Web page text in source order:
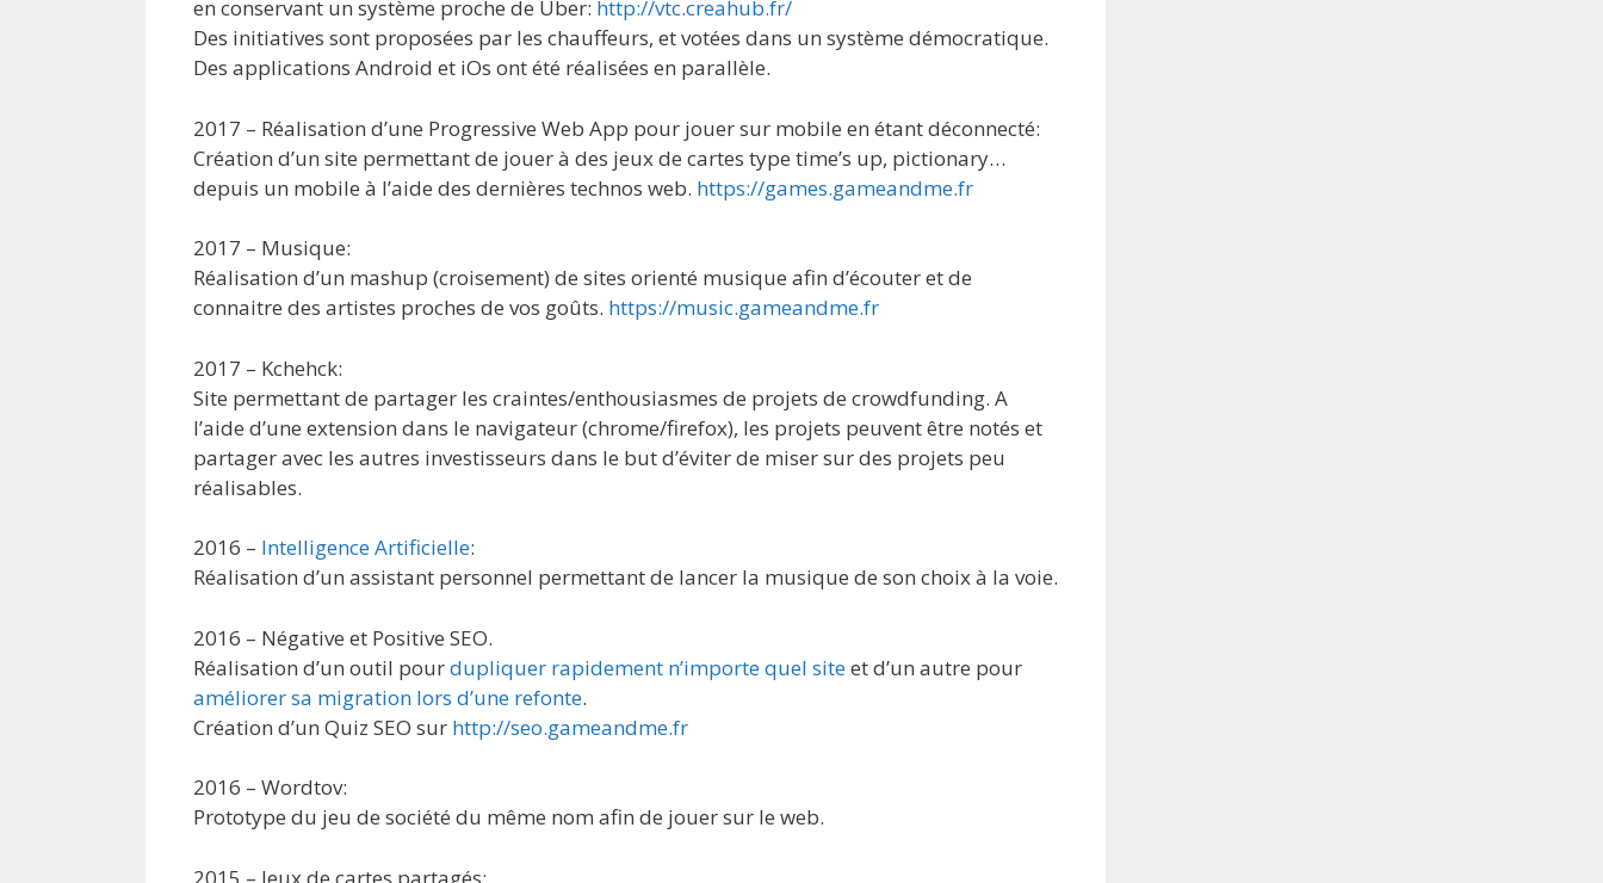
en conservant un système proche de Uber: http://vtc.creahub.fr/
Des initiatives sont proposées par les chauffeurs, et votées dans un système démocratique.
Des applications Android et iOs ont été réalisées en parallèle.
2017 – Réalisation d’une Progressive Web App pour jouer sur mobile en étant déconnecté:
Création d’un site permettant de jouer à des jeux de cartes type time’s up, pictionary…
depuis un mobile à l’aide des dernières technos web. https://games.gameandme.fr
2017 – Musique:
Réalisation d’un mashup (croisement) de sites orienté musique afin d’écouter et de
connaitre des artistes proches de vos goûts. https://music.gameandme.fr
2017 – Kchehck:
Site permettant de partager les craintes/enthousiasmes de projets de crowdfunding. A
l’aide d’une extension dans le navigateur (chrome/firefox), les projets peuvent être notés et
partager avec les autres investisseurs dans le but d’éviter de miser sur des projets peu
réalisables.
2016 – Intelligence Artificielle:
Réalisation d’un assistant personnel permettant de lancer la musique de son choix à la voie.
2016 – Négative et Positive SEO.
Réalisation d’un outil pourdupliquer rapidement n’importe quel siteet d’un autre pour
améliorer sa migration lors d’une refonte.
Création d’un Quiz SEO sur http://seo.gameandme.fr
2016 – Wordtov:
Prototype du jeu de société du même nom afin de jouer sur le web.
2015 – Jeux de cartes partagés: